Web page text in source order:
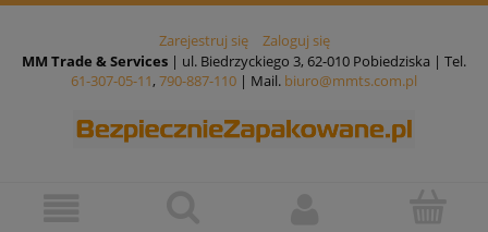
Zarejestruj się
Zaloguj się
MM Trade & Services | ul. Biedrzyckiego 3, 62-010 Pobiedziska | Tel.
61-307-05-11, 790-887-110 | Mail. biuro@mmts.com.pl